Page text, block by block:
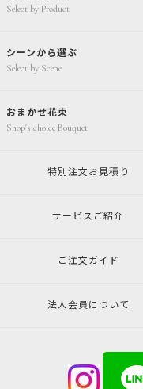
Select by Product
シーンから選ぶ
Select by Scene
おまかせ花束
Shop's choice Bouquet
特別注文 お見積り
サービスご紹介
ご注文ガイド
法人会員について